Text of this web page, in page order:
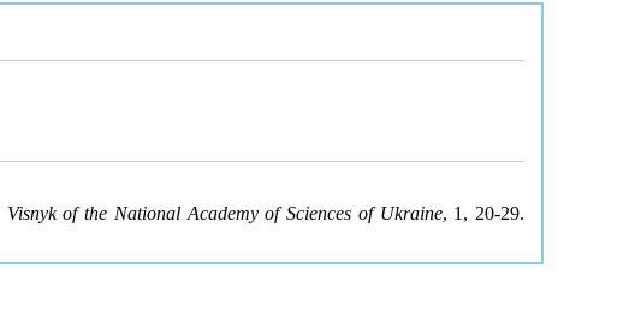
Visnyk of the National Academy of Sciences of Ukraine, 1, 20-29.